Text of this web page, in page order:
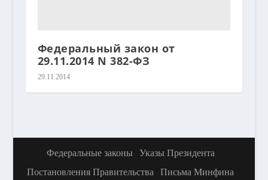
Федеральный закон от
29.11.2014 N 382-ФЗ
29.11.2014
Федеральные законы
Указы Президента
Постановления Правительства
Письма Минфина